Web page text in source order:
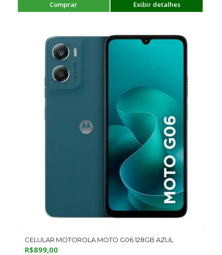
Comprar Exibir detalhes
CELULAR MOTOROLA MOTO G06 128GB AZUL
R$899,00